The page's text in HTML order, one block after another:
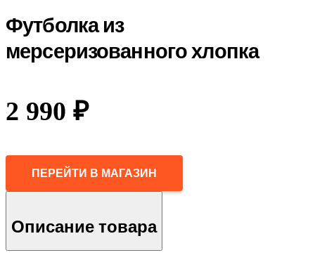
Футболка из
мерсеризованного хлопка
2 990 ₽
ПЕРЕЙТИ В МАГАЗИН
Описание товара